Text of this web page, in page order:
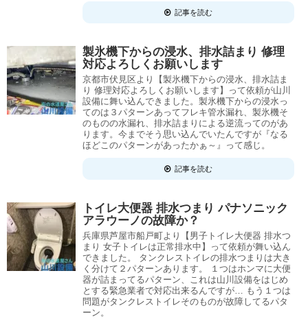
記事を読む
製氷機下からの浸水、排水詰まり 修理
対応よろしくお願いします
京都市伏見区より【製氷機下からの浸水、排水詰ま
り 修理対応よろしくお願いします】って依頼が山川
設備に舞い込んできました。製氷機下からの浸水っ
てのは３パターンあってフレキ管水漏れ、製氷機そ
のものの水漏れ、排水詰まりによる逆流ってのがあ
ります。今までそう思い込んでいたんですが『なる
ほどこのパターンがあったかぁ～』って感じ。
記事を読む
トイレ大便器 排水つまり パナソニック
アラウーノの故障か？
兵庫県芦屋市船戸町より【男子トイレ大便器 排水つ
まり 女子トイレは正常排水中】って依頼が舞い込ん
できました。 タンクレストイレの排水つまりは大き
く分けて２パターンあります。 １つはホンマに大便
器が詰まってるパターン、これは山川設備をはじめ
とする緊急業者で対応出来るんですが… もう１つは
問題がタンクレストイレそのものが故障してるパタ
ーン。